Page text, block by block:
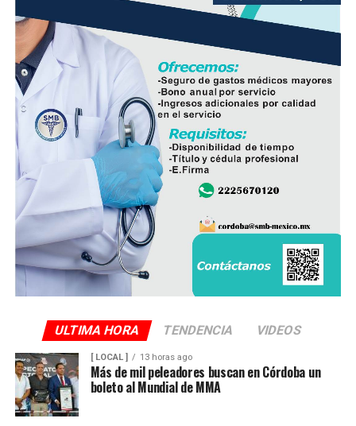
frescura y calidad, además de respaldar la economía de
miles de familias dedicadas a la actividad avícola.
Finalmente, destacó que entre Veracruz y Puebla
operan ocho empresas productoras con más de 350
granjas avícolas, las cuales representan una importante
fuente de empleo y desarrollo económico para
comunidades rurales de ambas entidades.
ULTIMA HORA TENDENCIA VIDEOS
[ LOCAL ] 13 horas ago
Más de mil peleadores buscan en Córdoba un
boleto al Mundial de MMA